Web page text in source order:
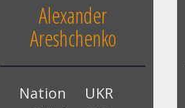
Alexander
Areshchenko
Nation
UKR